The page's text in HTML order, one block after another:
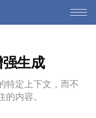
生成
特定上下文，而不
内容。